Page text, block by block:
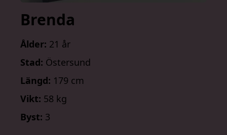
Brenda
Ålder: 21 år
Stad: Östersund
Längd: 179 cm
Vikt: 58 kg
Byst: 3